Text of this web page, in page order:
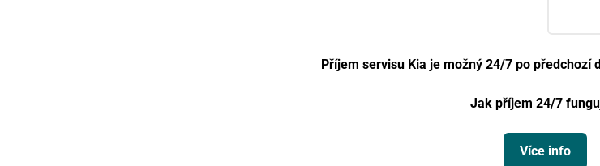
Příjem servisu Kia je možný 24/7 po předchozí
Jak příjem 24/7
Více info